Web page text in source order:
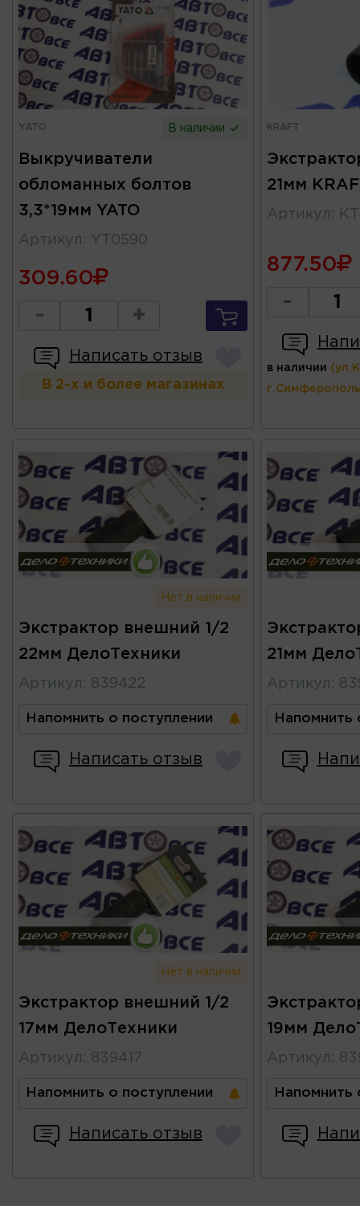
YATO В наличии
Выкручиватели
обломанных болтов
3,3*19мм YATO
Артикул : YT0590
309.60
- +
Написать отзыв
В 2-х и более магазинах
KRAFT
21мм
Артикул :
877.50
-
в наличии
Нет в наличии
Экстрактор внешний 1/2
22мм ДелоТехники
Артикул : 839422
Напомнить о поступлении
Написать отзыв
21мм
Артикул :
Напомнить
Нет в наличии
Экстрактор внешний 1/2
17мм ДелоТехники
Артикул : 839417
Напомнить о поступлении
Написать отзыв
19мм
Артикул :
Напомнить